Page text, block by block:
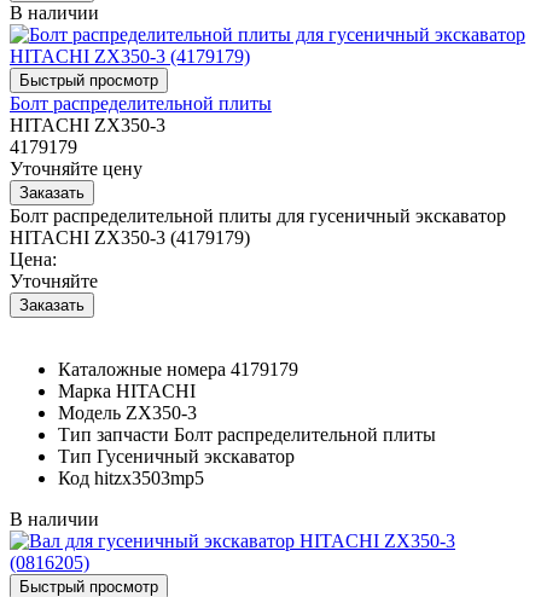
В наличии
Болт распределительной плиты
HITACHI ZX350-3
4179179
Уточняйте цену
Болт распределительной плиты для гусеничный экскаватор
HITACHI ZX350-3 (4179179)
Цена:
Уточняйте
Каталожные номера 4179179
Марка HITACHI
Модель ZX350-3
Тип запчасти Болт распределительной плиты
Тип Гусеничный экскаватор
Код hitzx3503mp5
В наличии